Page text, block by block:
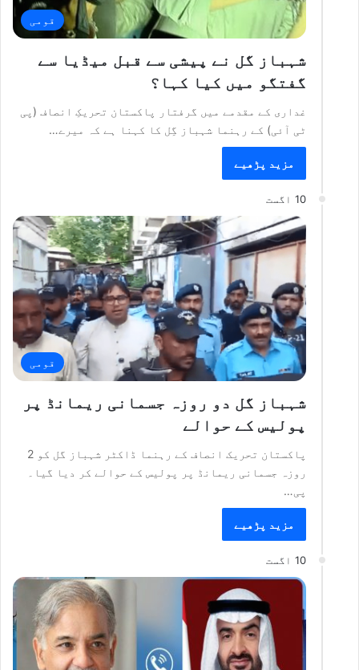
قومی
شہباز گل نے پیشی سے قبل میڈیا سے
گفتگو میں کیا کہا؟
غداری کے مقدمے میں گرفتار پاکستان تحریکِ انصاف (پی
ٹی آئی) کے رہنما شہباز گِل کا کہنا ہے کہ میرے…
مزید پڑھیے
10 اگست
قومی
شہباز گل دو روزہ جسمانی ریمانڈ پر
پولیس کے حوالے
پاکستان تحریک انصاف کے رہنما ڈاکٹر شہباز گل کو 2
روزہ جسمانی ریمانڈ پر پولیس کے حوالے کر دیا گیا۔
پی…
مزید پڑھیے
10 اگست